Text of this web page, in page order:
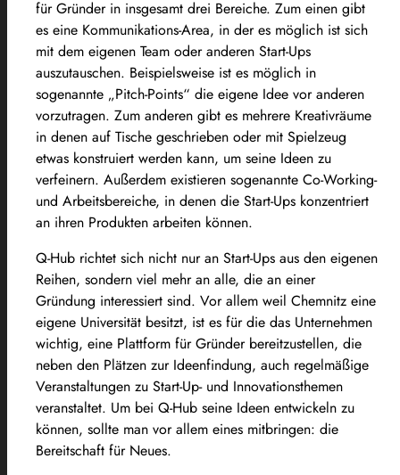
für Gründer in insgesamt drei Bereiche. Zum einen gibt
es eine Kommunikations-Area, in der es möglich ist sich
mit dem eigenen Team oder anderen Start-Ups
auszutauschen. Beispielsweise ist es möglich in
sogenannte „Pitch-Points“ die eigene Idee vor anderen
vorzutragen. Zum anderen gibt es mehrere Kreativräume
in denen auf Tische geschrieben oder mit Spielzeug
etwas konstruiert werden kann, um seine Ideen zu
verfeinern. Außerdem existieren sogenannte Co-Working-
und Arbeitsbereiche, in denen die Start-Ups konzentriert
an ihren Produkten arbeiten können.
Q-Hub richtet sich nicht nur an Start-Ups aus den eigenen
Reihen, sondern viel mehr an alle, die an einer
Gründung interessiert sind. Vor allem weil Chemnitz eine
eigene Universität besitzt, ist es für die das Unternehmen
wichtig, eine Plattform für Gründer bereitzustellen, die
neben den Plätzen zur Ideenfindung, auch regelmäßige
Veranstaltungen zu Start-Up- und Innovationsthemen
veranstaltet. Um bei Q-Hub seine Ideen entwickeln zu
können, sollte man vor allem eines mitbringen: die
Bereitschaft für Neues.